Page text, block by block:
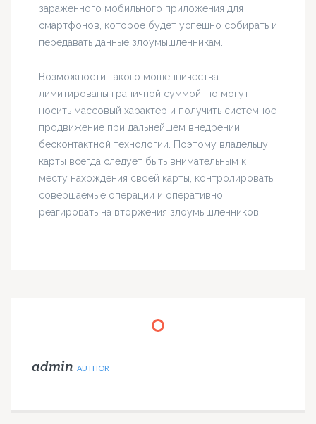
зараженного мобильного приложения для
смартфонов, которое будет успешно собирать и
передавать данные злоумышленникам.
Возможности такого мошенничества
лимитированы граничной суммой, но могут
носить массовый характер и получить системное
продвижение при дальнейшем внедрении
бесконтактной технологии. Поэтому владельцу
карты всегда следует быть внимательным к
месту нахождения своей карты, контролировать
совершаемые операции и оперативно
реагировать на вторжения злоумышленников.
admin AUTHOR